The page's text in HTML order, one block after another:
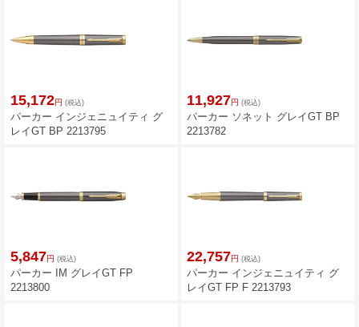
15,172円 (税込)
パーカー インジェニュイティ グ
レイGT BP 2213795
11,927円 (税込)
パーカー ソネット グレイGT BP
2213782
5,847円 (税込)
パーカー IM グレイGT FP
2213800
22,757円 (税込)
パーカー インジェニュイティ グ
レイGT FP F 2213793